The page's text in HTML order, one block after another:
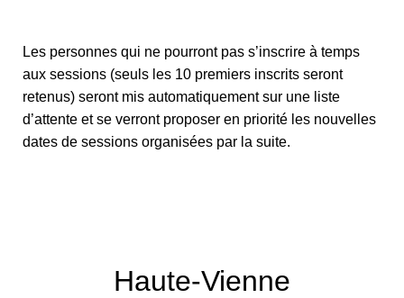
Les personnes qui ne pourront pas s’inscrire à temps
aux sessions (seuls les 10 premiers inscrits seront
retenus) seront mis automatiquement sur une liste
d’attente et se verront proposer en priorité les nouvelles
dates de sessions organisées par la suite.
Haute-Vienne